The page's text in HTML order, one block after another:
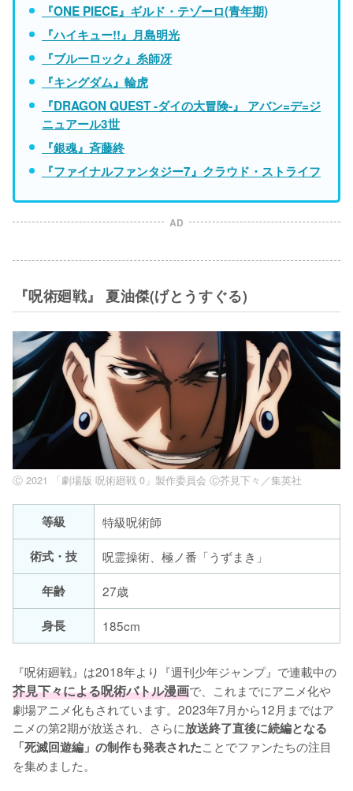
『ONE PIECE』ギルド・テゾーロ(青年期)
『ハイキュー!!』月島明光
『ブルーロック』糸師冴
『キングダム』輪虎
『DRAGON QUEST -ダイの大冒険-』 アバン=デ=ジ
ニュアール3世
『銀魂』斉藤終
『ファイナルファンタジー7』クラウド・ストライフ
AD
『呪術廻戦』 夏油傑(げとうすぐる)
Ⓒ 2021 「劇場版 呪術廻戦 0」製作委員会 Ⓒ芥見下々／集英社
等級
特級呪術師
術式・技
呪霊操術、極ノ番「うずまき」
年齢
27歳
身長
185cm
『呪術廻戦』は2018年より『週刊少年ジャンプ』で連載中の
芥見下々による呪術バトル漫画で、これまでにアニメ化や
劇場アニメ化もされています。2023年7月から12月まではア
ニメの第2期が放送され、さらに放送終了直後に続編となる
「死滅回遊編」の制作も発表されたことでファンたちの注目
を集めました。